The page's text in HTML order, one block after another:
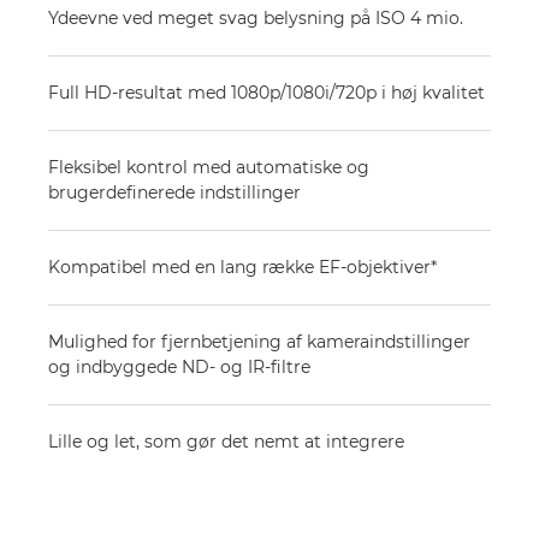
Ydeevne ved meget svag belysning på ISO 4 mio.
Full HD-resultat med 1080p/1080i/720p i høj kvalitet
Fleksibel kontrol med automatiske og
brugerdefinerede indstillinger
Kompatibel med en lang række EF-objektiver*
Mulighed for fjernbetjening af kameraindstillinger
og indbyggede ND- og IR-filtre
Lille og let, som gør det nemt at integrere